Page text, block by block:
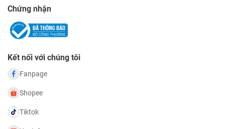
Chứng nhận
Kết nối với chúng tôi
Fanpage
Shopee
Tiktok